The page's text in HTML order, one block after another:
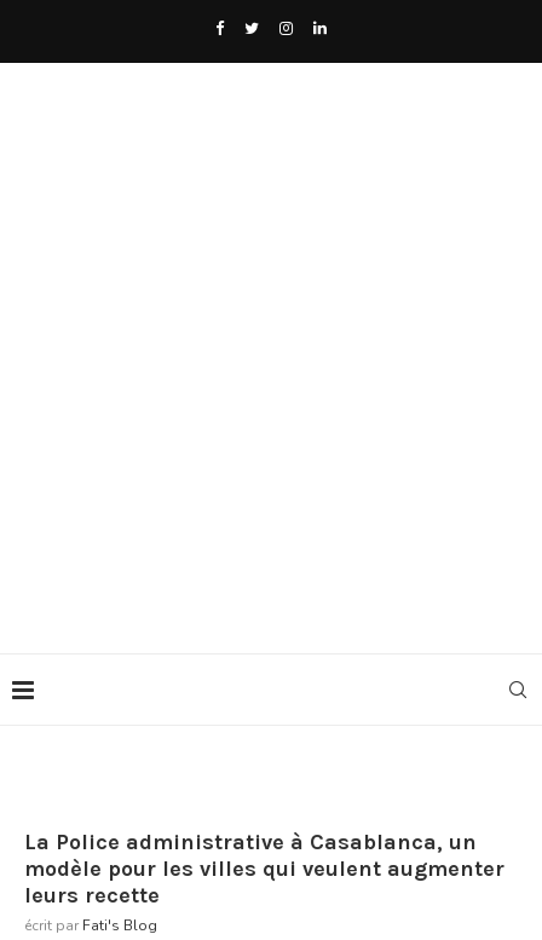
La Police administrative à Casablanca, un
modèle pour les villes qui veulent augmenter
leurs recette
écrit par Fati's Blog